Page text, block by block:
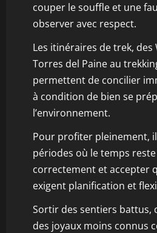
couper le souffle et une
observer avec respect.
Les itinéraires de trek, des
Torres del Paine au
permettent de concilier
à condition de bien se
l’environnement.
Pour profiter pleinement,
périodes où le temps
correctement et accepter
exigent planification et
Sortir des sentiers battus,
des joyaux moins connus